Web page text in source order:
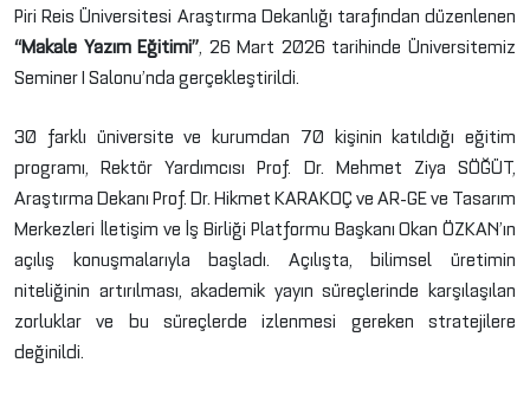
Piri Reis Üniversitesi Araştırma Dekanlığı tarafından düzenlenen
“Makale Yazım Eğitimi”, 26 Mart 2026 tarihinde Üniversitemiz
Seminer I Salonu’nda gerçekleştirildi.
30 farklı üniversite ve kurumdan 70 kişinin katıldığı eğitim
programı, Rektör Yardımcısı Prof. Dr. Mehmet Ziya SÖĞÜT,
Araştırma Dekanı Prof. Dr. Hikmet KARAKOÇ ve AR-GE ve Tasarım
Merkezleri İletişim ve İş Birliği Platformu Başkanı Okan ÖZKAN’ın
açılış konuşmalarıyla başladı. Açılışta, bilimsel üretimin
niteliğinin artırılması, akademik yayın süreçlerinde karşılaşılan
zorluklar ve bu süreçlerde izlenmesi gereken stratejilere
değinildi.